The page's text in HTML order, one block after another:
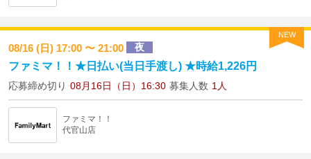
NEW
08/16 (日) 17:00 〜 21:00 夜
ファミマ！！★日払い(当日手渡し) ★時給1,226円
応募締め切り 08月16日（日）16:30 募集人数 1人
ファミマ！！
代官山店